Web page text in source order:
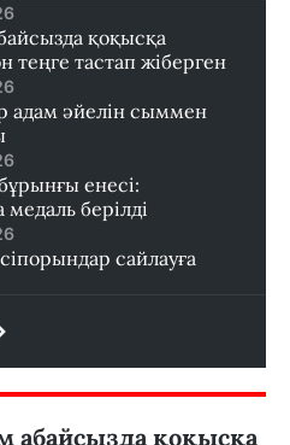
қоқысқа
тастап жіберген
адам әйелін сыммен
енесі:
берілді
сайлауға
абайсызда қоқысқа